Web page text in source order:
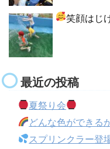
笑顔はじ
最近の投稿
夏祭り会
どんな色ができる
スプリンクラー登